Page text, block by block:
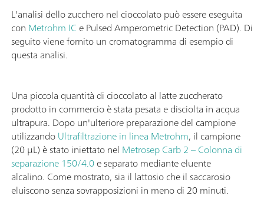
L'analisi dello zucchero nel cioccolato può essere eseguita
con Metrohm IC e Pulsed Amperometric Detection (PAD). Di
seguito viene fornito un cromatogramma di esempio di
questa analisi.
Una piccola quantità di cioccolato al latte zuccherato
prodotto in commercio è stata pesata e disciolta in acqua
ultrapura. Dopo un'ulteriore preparazione del campione
utilizzandoUltrafiltrazione in linea Metrohm, il campione
(20 µL) è stato iniettato nel Metrosep Carb 2 – Colonna di
separazione 150/4.0e separato mediante eluente
alcalino. Come mostrato, sia il lattosio che il saccarosio
eluiscono senza sovrapposizioni in meno di 20 minuti.